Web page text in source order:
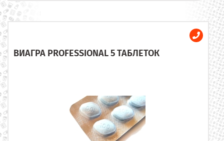
ВИАГРА PROFESSIONAL 5 ТАБЛЕТОК